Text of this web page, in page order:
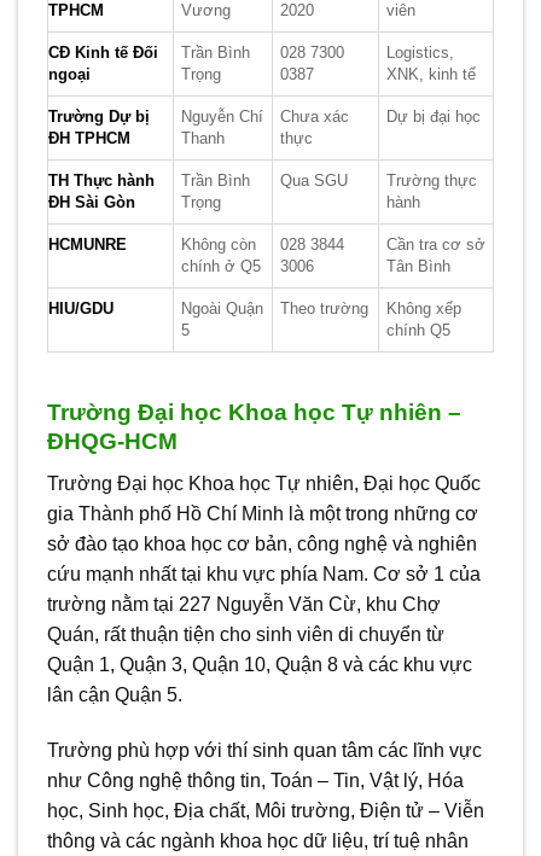
TPHCM
Vương
2020
viên
CĐ Kinh tế Đối
ngoại
Trần Bình
Trọng
028 7300
0387
Logistics,
XNK, kinh tế
Trường Dự bị
ĐH TPHCM
Nguyễn Chí
Thanh
Chưa xác
thực
Dự bị đại học
TH Thực hành
ĐH Sài Gòn
Trần Bình
Trọng
Qua SGU
Trường thực
hành
HCMUNRE
Không còn
chính ở Q5
028 3844
3006
Cần tra cơ sở
Tân Bình
HIU/GDU
Ngoài Quận
5
Theo trường
Không xếp
chính Q5
Trường Đại học Khoa học Tự nhiên –
ĐHQG-HCM
Trường Đại học Khoa học Tự nhiên, Đại học Quốc
gia Thành phố Hồ Chí Minh là một trong những cơ
sở đào tạo khoa học cơ bản, công nghệ và nghiên
cứu mạnh nhất tại khu vực phía Nam. Cơ sở 1 của
trường nằm tại 227 Nguyễn Văn Cừ, khu Chợ
Quán, rất thuận tiện cho sinh viên di chuyển từ
Quận 1, Quận 3, Quận 10, Quận 8 và các khu vực
lân cận Quận 5.
Trường phù hợp với thí sinh quan tâm các lĩnh vực
như Công nghệ thông tin, Toán – Tin, Vật lý, Hóa
học, Sinh học, Địa chất, Môi trường, Điện tử – Viễn
thông và các ngành khoa học dữ liệu, trí tuệ nhân